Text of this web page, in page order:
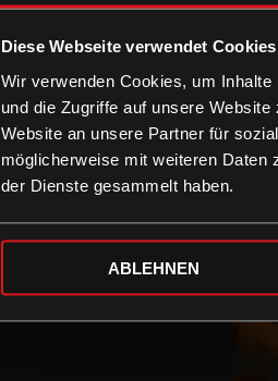
Diese Webseite verwendet Cookies
Wir verwenden Cookies, um
und die Zugriffe auf unsere
Website an unsere Partner für
möglicherweise mit weiteren Daten
der Dienste gesammelt haben.
ABLEHNEN